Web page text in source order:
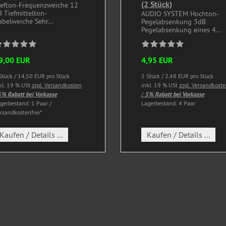
Frequenzweiche 12
Tiefmittelton-
Sehr...
EUR
/ 14,50 EUR pro Stück
19 % USt zzgl. Versandkosten
Rabatt bei Vorkasse
1 Paar /
Kaufen / Details ...
(2 Stück)
AUDIO SYSTEM Hochton-
Pegelabsenkung 3dB
Pegelabsenkung eines 4...
4,95 EUR
2 Stück / 2,48 EUR pro Stück
inkl. 19 % USt zzgl.
/ 5% Rabatt bei Vorkasse
Lagerbestand: 4 Paar
Kaufen / Details ...